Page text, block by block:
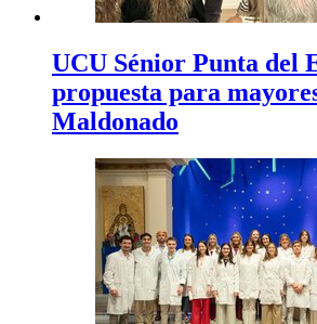
UCU Sénior Punta del
propuesta para
Maldonado